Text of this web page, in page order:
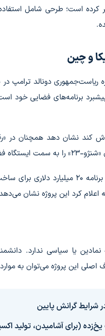
کرده است؛ طرحی شامل
و چین
کند نشان دهد همچنان در
پرتاب کرد.
اعلام کرد این پروژه نشان
نمادین یا سیاسی ندارد.
این پروژه می‌توان به موارد
شرایط گرانش پایین
یخ‌زده (برای آشامیدن،